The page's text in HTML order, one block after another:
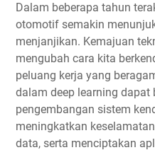
Dalam beberapa tahun
otomotif semakin
menjanjikan. Kemajuan
mengubah cara kita
peluang kerja yang
dalam deep learning dapat
pengembangan sistem
meningkatkan
data, serta menciptakan